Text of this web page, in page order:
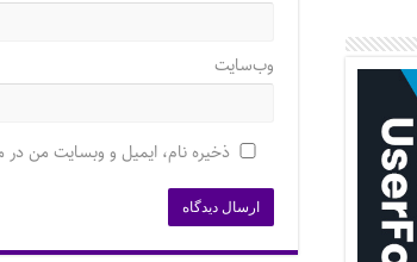
وب‌سایت
ذخیره نام، ایمیل و وبسایت من در